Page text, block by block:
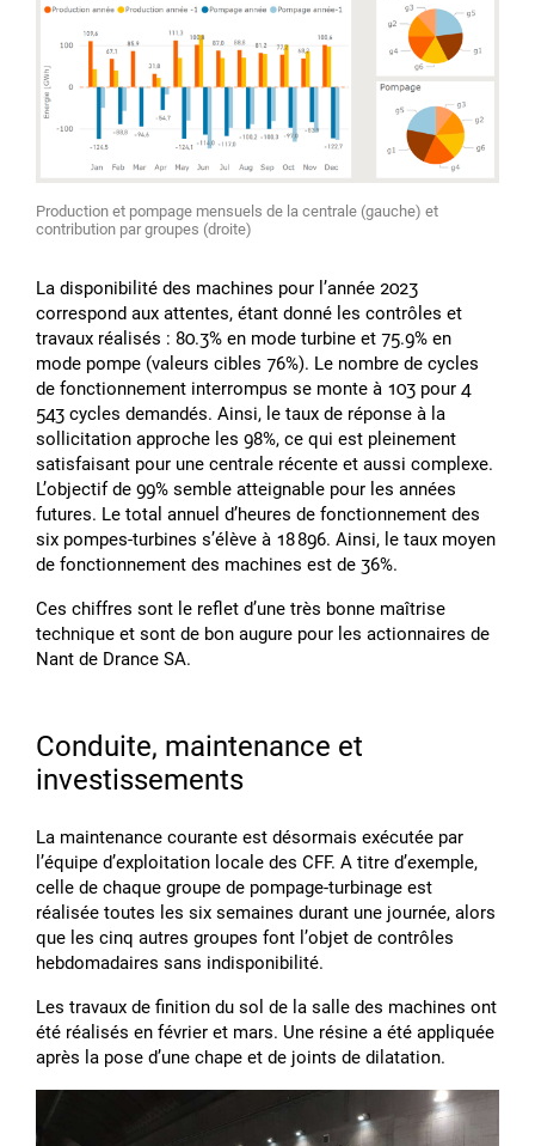
Production et pompage mensuels de la centrale (gauche) et
contribution par groupes (droite)
La disponibilité des machines pour lʼannée 2023
correspond aux attentes, étant donné les contrôles et
travaux réalisés : 80.3% en mode turbine et 75.9% en
mode pompe (valeurs cibles 76%). Le nombre de cycles
de fonctionnement interrompus se monte à 103 pour 4
543 cycles demandés. Ainsi, le taux de réponse à la
sollicitation approche les 98%, ce qui est pleinement
satisfaisant pour une centrale récente et aussi complexe.
Lʼobjectif de 99% semble atteignable pour les années
futures. Le total annuel dʼheures de fonctionnement des
six pompes-turbines sʼélève à 18 896. Ainsi, le taux moyen
de fonctionnement des machines est de 36%.
Ces chiffres sont le reflet dʼune très bonne maîtrise
technique et sont de bon augure pour les actionnaires de
Nant de Drance SA.
Conduite, maintenance et
investissements
La maintenance courante est désormais exécutée par
lʼéquipe dʼexploitation locale des CFF. A titre dʼexemple,
celle de chaque groupe de pompage-turbinage est
réalisée toutes les six semaines durant une journée, alors
que les cinq autres groupes font lʼobjet de contrôles
hebdomadaires sans indisponibilité.
Les travaux de finition du sol de la salle des machines ont
été réalisés en février et mars. Une résine a été appliquée
après la pose dʼune chape et de joints de dilatation.